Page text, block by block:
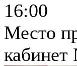
16:00
Место